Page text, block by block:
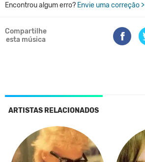
Encontrou algum erro? Envie uma correção >
Compartilhe
esta música
ARTISTAS RELACIONADOS